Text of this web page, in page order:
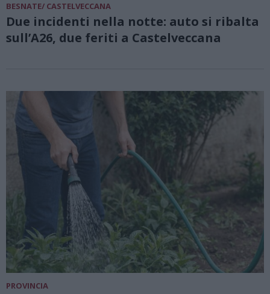
BESNATE/ CASTELVECCANA
Due incidenti nella notte: auto si ribalta
sull’A26, due feriti a Castelveccana
PROVINCIA